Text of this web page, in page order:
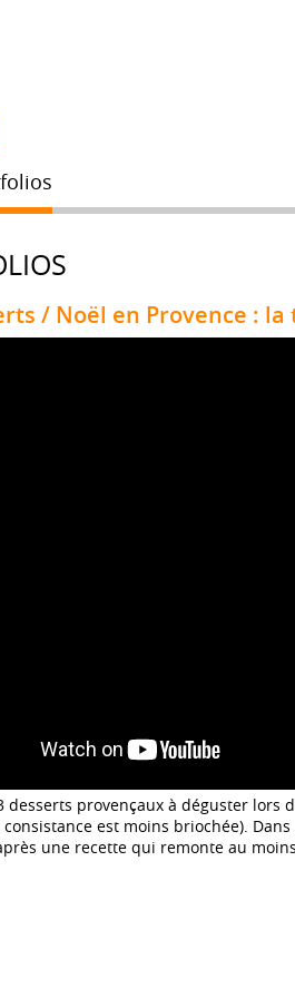
/ Noël en Provence :
desserts provençaux à déguster
consistance est moins briochée).
une recette qui remonte au